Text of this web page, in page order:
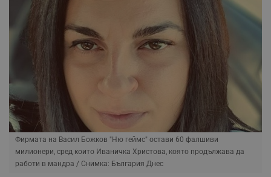
Фирмата на Васил Божков "Ню геймс" остави 60 фалшиви
милионери, сред които Иваничка Христова, която продължава да
работи в мандра / Снимка: България Днес